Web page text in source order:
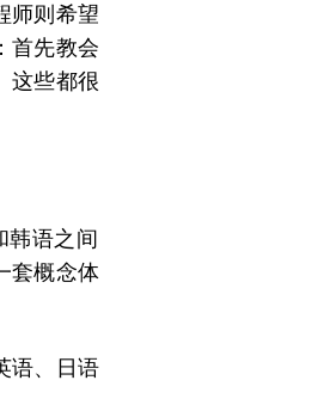
师则希望
首先教会
这些都很
韩语之间
套概念体
语、日语